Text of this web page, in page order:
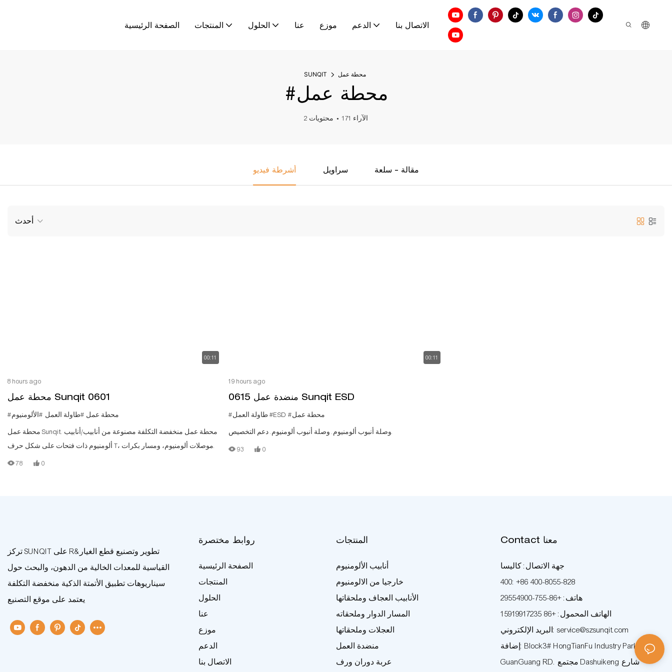
الصفحة الرئيسية المنتجات الحلول عنا موزع الدعم الاتصال بنا
SUNQIT محطة عمل
#محطة عمل
2 محتويات 171 الآراء
أشرطة فيديو سراويل مقالة - سلعة
أحدث
00:11
8 hours ago
محطة عمل Sunqit 0601
#محطة عمل #طاولة العمل #الألومنيوم
محطة عمل Sunqit. محطة عمل منخفضة التكلفة مصنوعة من أنابيب/أنابيب
ألومنيوم ذات فتحات على شكل حرف T، وموصلات ألومنيوم، ومسار بكرات
78 0
00:11
19 hours ago
0615 منضدة عمل Sunqit ESD
#طاولة العمل #ESD #محطة عمل
وصلة أنبوب ألومنيوم. وصلة أنبوب ألومنيوم. دعم التخصيص.
93 0
تركز SUNQIT على R&تطوير وتصنيع قطع الغيار
القياسية للمعدات الخالية من الدهون، والبحث حول
سيناريوهات تطبيق الأتمتة الذكية منخفضة التكلفة
روابط مختصرة
الصفحة الرئيسية
المنتجات
الحلول
عنا
موزع
الدعم
الاتصال بنا
المنتجات
أنابيب الألومنيوم
خارجيا من الالومنيوم
الأنابيب العجاف وملحقاتها
المسار الدوار وملحقاته
العجلات وملحقاتها
منضدة العمل
عربة دوران ورف
Contact معنا
جهة الاتصال: كاليسا
400: +86 400-8055-828
هاتف: +86-755-29554900
البريد الإلكتروني: service@szsunqit.com
إضافة: Block3# HongTianFu Industry Park
GuanGuang RD. مجتمع Dashuikeng شارع